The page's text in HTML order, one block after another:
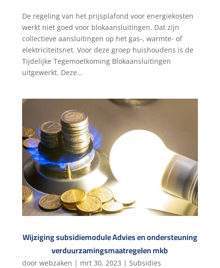
De regeling van het prijsplafond voor energiekosten
werkt niet goed voor blokaansluitingen. Dat zijn
collectieve aansluitingen op het gas-, warmte- of
elektriciteitsnet. Voor deze groep huishoudens is de
Tijdelijke Tegemoetkoming Blokaansluitingen
uitgewerkt. Deze...
Wijziging subsidiemodule Advies en ondersteuning
verduurzamingsmaatregelen mkb
door webzaken | mrt 30, 2023 | Subsidies